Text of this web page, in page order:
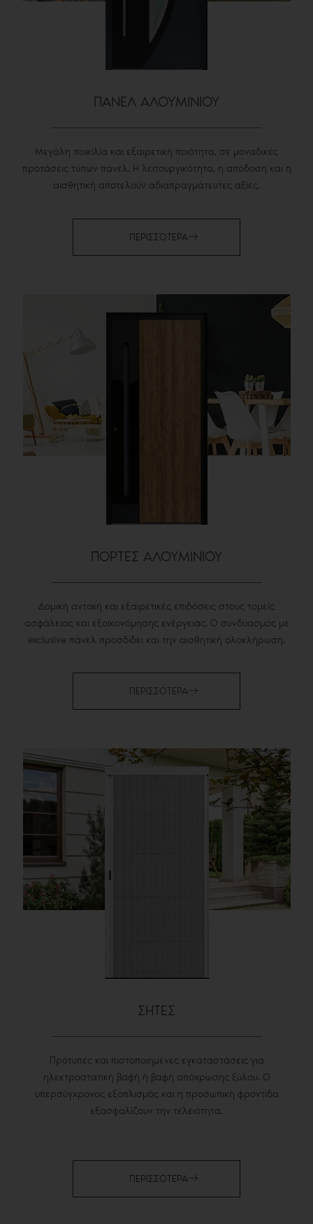
ΠΑΝΕΛ ΑΛΟΥΜΙΝΙΟΥ
Μεγάλη ποικιλία και εξαιρετική ποιότητα, σε μοναδικές
προτάσεις τύπων πάνελ. Η λειτουργικότητα, η απόδοση και η
αισθητική αποτελούν αδιαπραγμάτευτες αξίες.
ΠΕΡΙΣΣΟΤΕΡΑ
ΠΟΡΤΕΣ ΑΛΟΥΜΙΝΙΟΥ
Δομική αντοχή και εξαιρετικές επιδόσεις στους τομείς
ασφάλειας και εξοικονόμησης ενέργειας. Ο συνδυασμός με
exclusive πάνελ προσδίδει και την αισθητική ολοκλήρωση.
ΠΕΡΙΣΣΟΤΕΡΑ
ΣΗΤΕΣ
Πρότυπες και πιστοποιημένες εγκαταστάσεις για
ηλεκτροστατική βαφή ή βαφή απόχρωσης ξύλου. Ο
υπερσύγχρονος εξοπλισμός και η προσωπική φροντίδα
εξασφαλίζουν την τελειότητα.
ΠΕΡΙΣΣΟΤΕΡΑ